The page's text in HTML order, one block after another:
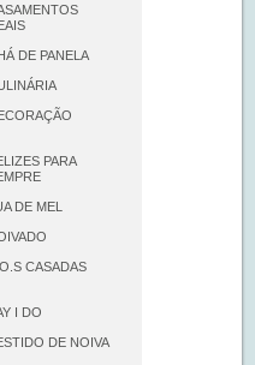
DE PANELA
PARA
DE MEL
CASADAS
I DO
DE NOIVA